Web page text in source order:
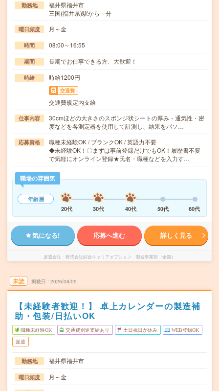
勤務地
福井県福井市
三国(福井県)駅から---分
曜日頻度 月～金
時間 08:00～16:55
期間 長期でお仕事できる方、大歓迎！
時給 時給1200円
交通費
交通費規定内支給
仕事内容
30cmほどの大きさのスポンジ状シートの厚み・通気性・密
度などを各測定器を使用して計測し、結果をパソ…
応募資格
職種未経験OK / ブランクOK / 英語力不要
◆未経験OK！〇まずは事前登録だけでもOK！履歴書不要
で気軽にオンライン登録★氏名・職種などを入力す…
職場の雰囲気
年齢層
20代
30代 40代 50代 60代
気になる! 応募へ進む 詳しく見る
派遣会社 株式会社綜合キャリアオプション 製造事業部（全国）
未読 掲載日 2026/08/05
【未経験者歓迎！】 卓上カレンダーの製造補
助・包装/日払いOK
職種未経験OK 交通費別途支給あり 土日祝日が休み WEB登録OK
派遣
勤務地 福井県福井市
曜日頻度 月～金